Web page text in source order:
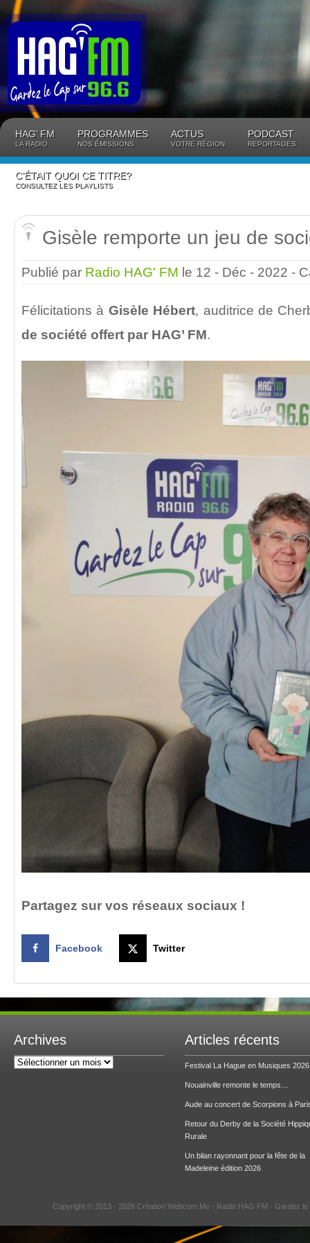
HAG’ FM
LA RADIO
PROGRAMMES
NOS ÉMISSIONS
ACTUS
VOTRE RÉGION
PODCAST
REPORTAGES
C’ÉTAIT QUOI CE TITRE?
CONSULTEZ LES PLAYLISTS
Gisèle remporte un jeu de
Publié par Radio HAG' FM le 12 - Déc - 2022 -
Félicitations à Gisèle Hébert, auditrice de
de société offert par HAG’ FM.
Partagez sur vos réseaux sociaux !
Facebook Twitter
Archives
Archives
Articles récents
Festival La Hague en Musiques 2026
Nouainville remonte le temps…
Aude au concert de Scorpions à
Retour du Derby de la Société
Rurale
Un bilan rayonnant pour la fête de la
Madeleine édition 2026
Copyright © 2013 - 2026 Création Webcom.Me - Radio HAG FM - Gardez le
Panneau de gestion des cookies